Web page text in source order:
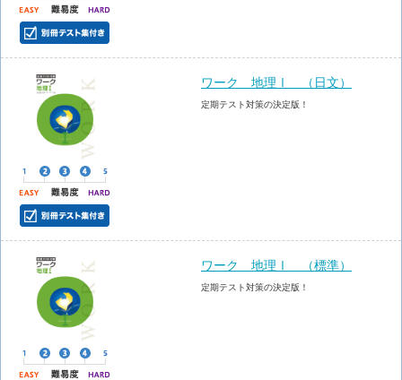
ワーク 地理Ⅰ （日文）
定期テスト対策の決定版！
ワーク 地理Ⅰ （標準）
定期テスト対策の決定版！